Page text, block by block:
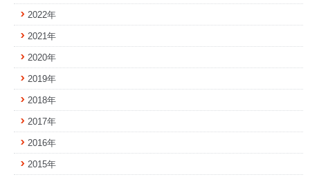
2022年
2021年
2020年
2019年
2018年
2017年
2016年
2015年